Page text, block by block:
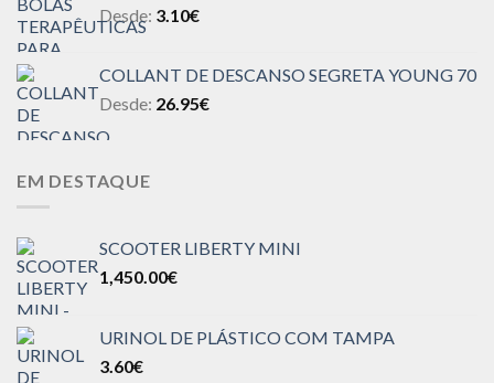
Desde: 3.10€
COLLANT DE DESCANSO SEGRETA YOUNG 70
Desde: 26.95€
EM DESTAQUE
SCOOTER LIBERTY MINI
1,450.00€
URINOL DE PLÁSTICO COM TAMPA
3.60€